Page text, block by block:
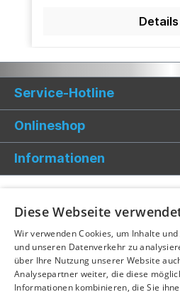
Details
Service-Hotline
Onlineshop
Informationen
Diese Webseite
Wir verwenden Cookies, um Inhalte
und unseren Datenverkehr zu
über Ihre Nutzung unserer Website
Analysepartner weiter, die diese
Informationen kombinieren, die Sie